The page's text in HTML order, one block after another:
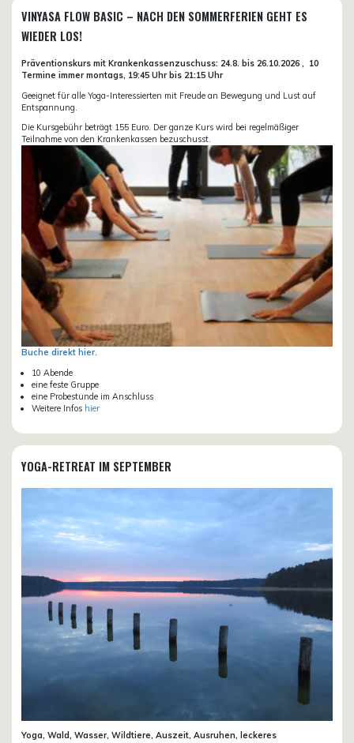
VINYASA FLOW BASIC – NACH DEN SOMMERFERIEN GEHT ES
WIEDER LOS!
Präventionskurs mit Krankenkassenzuschuss: 24.8. bis 26.10.2026 , 10
Termine immer montags, 19:45 Uhr bis 21:15 Uhr
Geeignet für alle Yoga-Interessierten mit Freude an Bewegung und Lust auf
Entspannung.
Die Kursgebühr beträgt 155 Euro. Der ganze Kurs wird bei regelmäßiger
Teilnahme von den Krankenkassen bezuschusst.
Buche direkt hier.
10 Abende
eine feste Gruppe
eine Probestunde im Anschluss
Weitere Infos hier
YOGA-RETREAT IM SEPTEMBER
Yoga, Wald, Wasser, Wildtiere, Auszeit, Ausruhen, leckeres